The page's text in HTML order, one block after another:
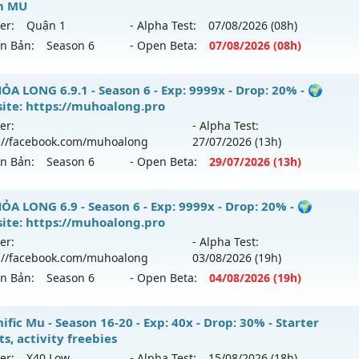
gold
ra tháng 07 2026 - Mở máy chủ
BOSS XUYÊN ĐÊM, WC
29/07/2626
Reset In Game
Mu Nguyên bản Webzen
KHÔNG THỂ HACK
MU
Quận 1 - Alpha Test: 07/08/2026 (08h)
Bản:
Season 6 - Open Beta: 07/08/2026 (08h)
MU HÙNG BÁ ++ - Siêu Phẩm MU
mới ra tháng 08 2026 - Mở máy chủ
Quận 1
200x - Drop: 10%
loại: Mu Nguyên bản Webzen
Shark Shield
LONG 6.9.1 - Season 6 - Exp: 9999x - Drop: 20% - 🌍
https://muhoalong.pro
facebook.com/muhoalong
- Alpha Test:
27/07/2026 (13h)
Bản:
Season 6 - Open Beta: 29/07/2026 (13h)
LONG 6.9.1 - 🌍 Website: https://muhoalong.pro
ra tháng 07 2026 - Mở máy chủhttps://facebook.com/
07/2626
- Drop: 20%
Mu Nguyên bản Webzen
LONG 6.9 - Season 6 - Exp: 9999x - Drop: 20% - 🌍
https://muhoalong.pro
facebook.com/muhoalong
- Alpha Test:
03/08/2026 (19h)
Bản:
Season 6 - Open Beta: 04/08/2026 (19h)
LONG 6.9 - 🌍 Website: https://muhoalong.pro
ra tháng 08 2026 - Mở máy chủ https://facebook.com/
Mu - Season 16-20 - Exp: 40x - Drop: 30% - Starter
activity freebies